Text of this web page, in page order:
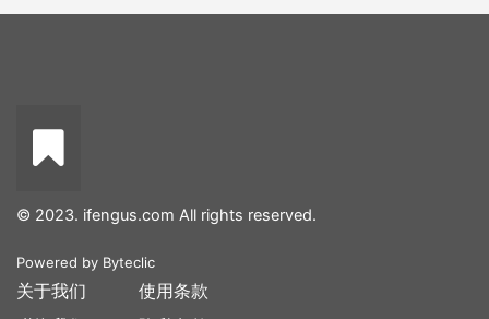
© 2023. ifengus.com All rights reserved.
Powered by Byteclic
关于我们
使用条款